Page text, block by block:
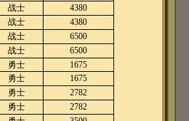
战士
4380
战士
4380
战士
6500
战士 6500
勇士
1675
勇士
1675
勇士
2782
勇士
2782